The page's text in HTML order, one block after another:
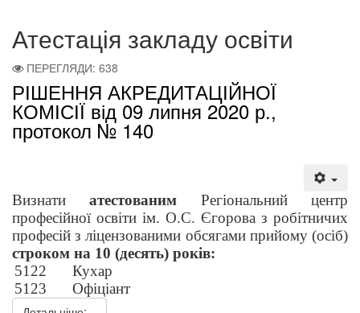
Атестація закладу освіти
ПЕРЕГЛЯДИ: 638
РІШЕННЯ АКРЕДИТАЦІЙНОЇ
КОМІСІЇ від 09 липня 2020 р.,
протокол № 140
Визнати атестованим Регіональний центр
професійної освіти ім. О.С. Єгорова з робітничих
строком на 10 (десять) років:
5122
5123
Кухар
Офіціант